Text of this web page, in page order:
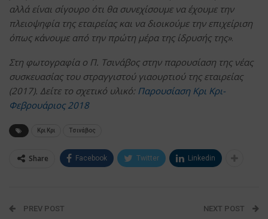
αλλά είναι σίγουρο ότι θα συνεχίσουμε να έχουμε την
πλειοψηφία της εταιρείας και να διοικούμε την επιχείριση
όπως κάνουμε από την πρώτη μέρα της ίδρυσής της».
Στη φωτογραφία ο Π. Τσινάβος στην παρουσίαση της νέας
συσκευασίας του στραγγιστού γιαουρτιού της εταιρείας
(2017). Δείτε το σχετικό υλικό: Παρουσίαση Κρι Κρι-
Φεβρουάριος 2018
Κρι Κρι Τσινάβος
Share Facebook Twitter Linkedin
PREV POST NEXT POST